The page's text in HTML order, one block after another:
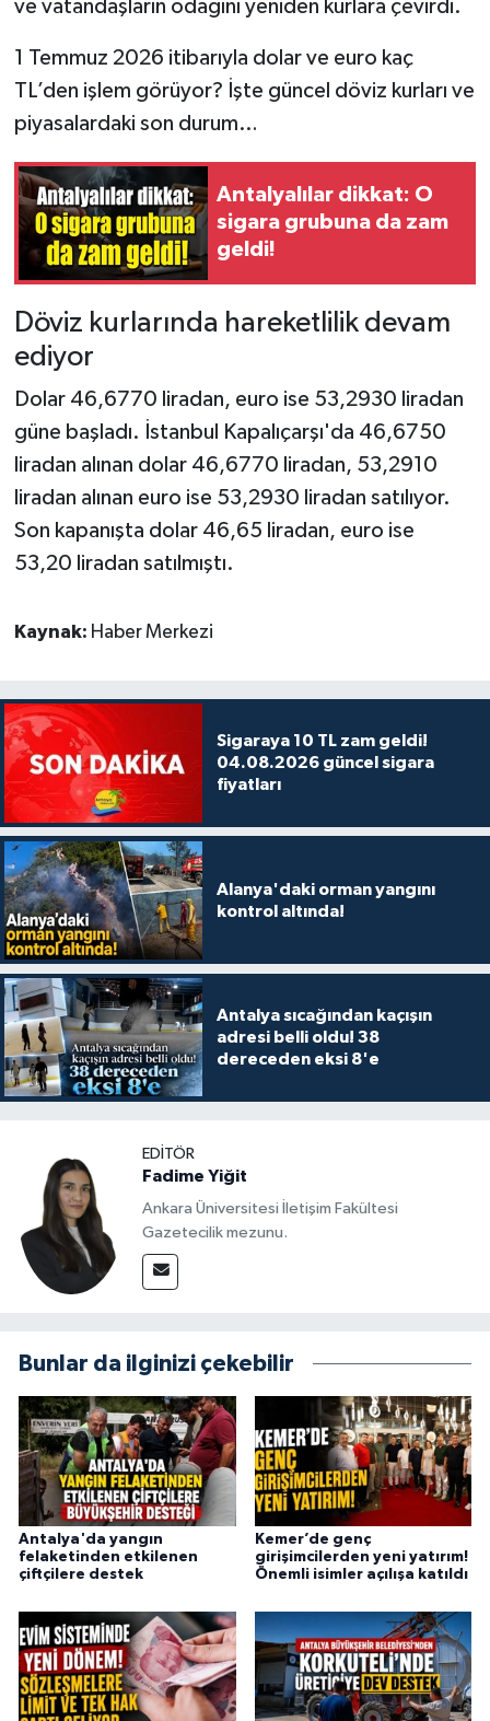
ve vatandaşların odağını yeniden kurlara çevirdi.
1 Temmuz 2026 itibarıyla dolar ve euro kaç
TL’den işlem görüyor? İşte güncel döviz kurları ve
piyasalardaki son durum…
Antalyalılar dikkat: O
sigara grubuna da zam
geldi!
Döviz kurlarında hareketlilik devam
ediyor
Dolar 46,6770 liradan, euro ise 53,2930 liradan
güne başladı. İstanbul Kapalıçarşı'da 46,6750
liradan alınan dolar 46,6770 liradan, 53,2910
liradan alınan euro ise 53,2930 liradan satılıyor.
Son kapanışta dolar 46,65 liradan, euro ise
53,20 liradan satılmıştı.
Kaynak: Haber Merkezi
Sigaraya 10 TL zam geldi!
04.08.2026 güncel sigara
fiyatları
Alanya'daki orman yangını
kontrol altında!
Antalya sıcağından kaçışın
adresi belli oldu! 38
dereceden eksi 8'e
EDITÖR
Fadime Yiğit
Ankara Üniversitesi İletişim Fakültesi
Gazetecilik mezunu.
Bunlar da ilginizi çekebilir
Antalya'da yangın
felaketinden etkilenen
çiftçilere destek
Kemer’de genç
girişimcilerden yeni yatırım!
Önemli isimler açılışa katıldı